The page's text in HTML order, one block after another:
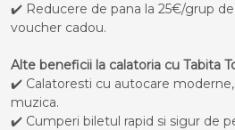
✔️ Reducere de pana la 25€/grup
voucher cadou.
Alte beneficii la calatoria cu Tabita
✔️ Calatoresti cu autocare
muzica.
✔️ Cumperi biletul rapid si sigur de